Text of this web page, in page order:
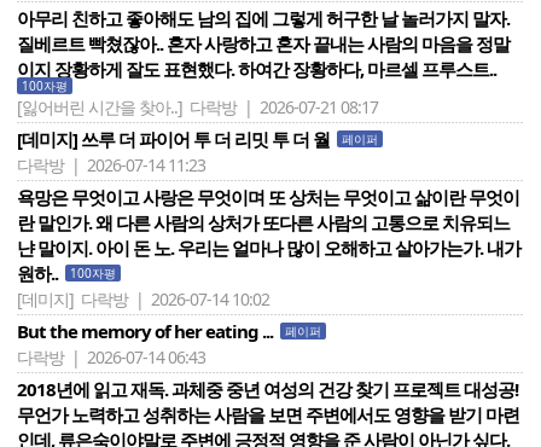
아무리 친하고 좋아해도 남의 집에 그렇게 허구한 날 놀러가지 말자.
질베르트 빡쳤잖아.. 혼자 사랑하고 혼자 끝내는 사람의 마음을 정말
이지 장황하게 잘도 표현했다. 하여간 장황하다, 마르셀 프루스트..
100자평
[잃어버린 시간을 찾아..] 다락방 | 2026-07-21 08:17
[데미지] 쓰루 더 파이어 투 더 리밋 투 더 월 페이퍼
다락방 | 2026-07-14 11:23
욕망은 무엇이고 사랑은 무엇이며 또 상처는 무엇이고 삶이란 무엇이
란 말인가. 왜 다른 사람의 상처가 또다른 사람의 고통으로 치유되느
냔 말이지. 아이 돈 노. 우리는 얼마나 많이 오해하고 살아가는가. 내가
원하..
100자평
[데미지] 다락방 | 2026-07-14 10:02
But the memory of her eating ... 페이퍼
다락방 | 2026-07-14 06:43
2018년에 읽고 재독. 과체중 중년 여성의 건강 찾기 프로젝트 대성공!
무언가 노력하고 성취하는 사람을 보면 주변에서도 영향을 받기 마련
인데, 류은숙이야말로 주변에 긍정적 영향을 준 사람이 아닌가 싶다.